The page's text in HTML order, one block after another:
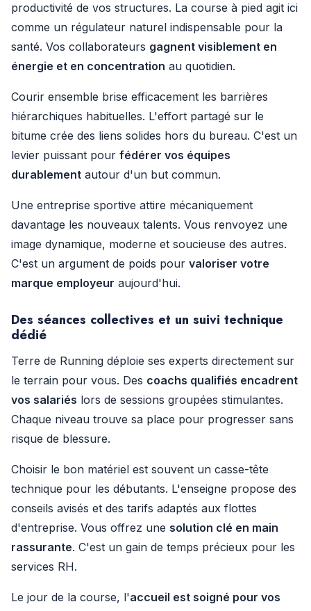
productivité de vos structures. La course à pied agit ici
comme un régulateur naturel indispensable pour la
santé. Vos collaborateurs gagnent visiblement en
énergie et en concentration au quotidien.
Courir ensemble brise efficacement les barrières
hiérarchiques habituelles. L'effort partagé sur le
bitume crée des liens solides hors du bureau. C'est un
levier puissant pour fédérer vos équipes
durablement autour d'un but commun.
Une entreprise sportive attire mécaniquement
davantage les nouveaux talents. Vous renvoyez une
image dynamique, moderne et soucieuse des autres.
C'est un argument de poids pour valoriser votre
marque employeur aujourd'hui.
Des séances collectives et un suivi technique
dédié
Terre de Running déploie ses experts directement sur
le terrain pour vous. Des coachs qualifiés encadrent
vos salariés lors de sessions groupées stimulantes.
Chaque niveau trouve sa place pour progresser sans
risque de blessure.
Choisir le bon matériel est souvent un casse-tête
technique pour les débutants. L'enseigne propose des
conseils avisés et des tarifs adaptés aux flottes
d'entreprise. Vous offrez une solution clé en main
rassurante. C'est un gain de temps précieux pour les
services RH.
Le jour de la course, l'accueil est soigné pour vos